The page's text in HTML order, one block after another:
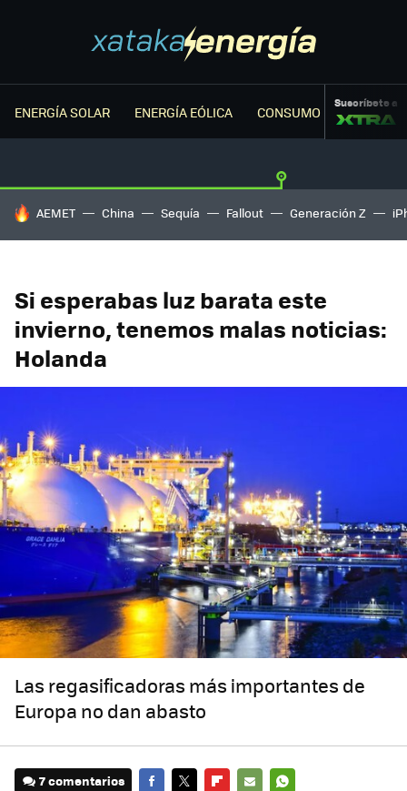
ENERGÍA SOLAR ENERGÍA EÓLICA CONSUMO ENERGÉTICO
Suscríbete a
HOY SE HABLA DE
AEMET China Sequía Fallout Generación Z
Si esperabas luz barata este
invierno, tenemos malas noticias:
Holanda
Las regasificadoras más importantes de
Europa no dan abasto
7 comentarios